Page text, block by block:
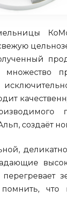
множество
создаёт
что